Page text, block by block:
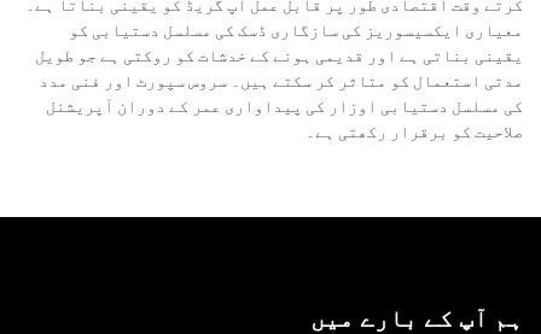
کرتے وقت اقتصادی طور پر قابل عمل اپ گریڈ کو یقینی بناتا ہے۔
معیاری ایکسیسوریز کی سازگاری ڈسک کی مسلسل دستیابی کو
یقینی بناتی ہے اور قدیمی ہونے کے خدشات کو روکتی ہے جو طویل
مدتی استعمال کو متاثر کر سکتے ہیں۔ سروس سپورٹ اور فنی مدد
کی مسلسل دستیابی اوزار کی پیداواری عمر کے دوران آپریشنل
صلاحیت کو برقرار رکھتی ہے۔
ہم آپ کے بارے میں